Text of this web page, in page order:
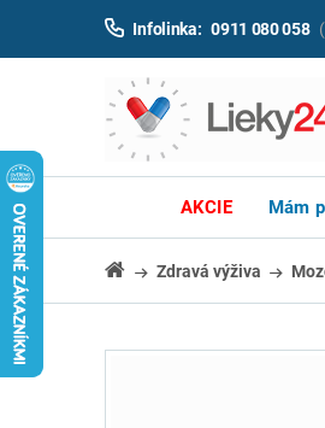
Infolinka: 0911 080 058
AKCIE Mám
Zdravá výživa